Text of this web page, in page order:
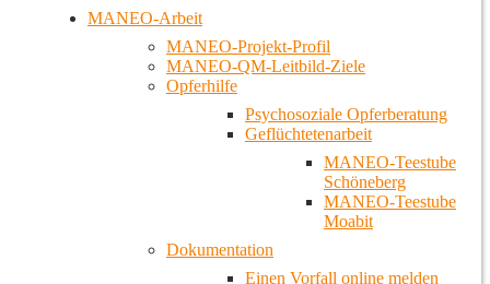
MANEO-Arbeit
MANEO-Projekt-Profil
MANEO-QM-Leitbild-Ziele
Opferhilfe
Psychosoziale Opferberatung
Geflüchtetenarbeit
MANEO-Teestube
Schöneberg
MANEO-Teestube
Moabit
Dokumentation
Einen Vorfall online melden